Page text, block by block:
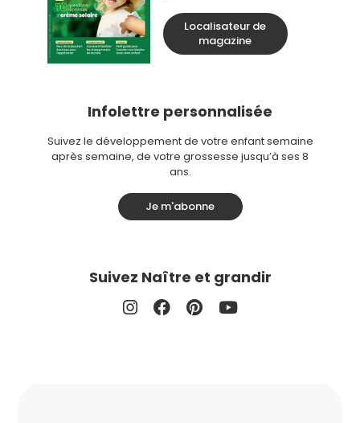
Localisateur de
magazine
Infolettre personnalisée
Suivez le développement de votre enfant semaine
après semaine, de votre grossesse jusqu’à ses 8
ans.
Je m'abonne
Suivez Naître et grandir